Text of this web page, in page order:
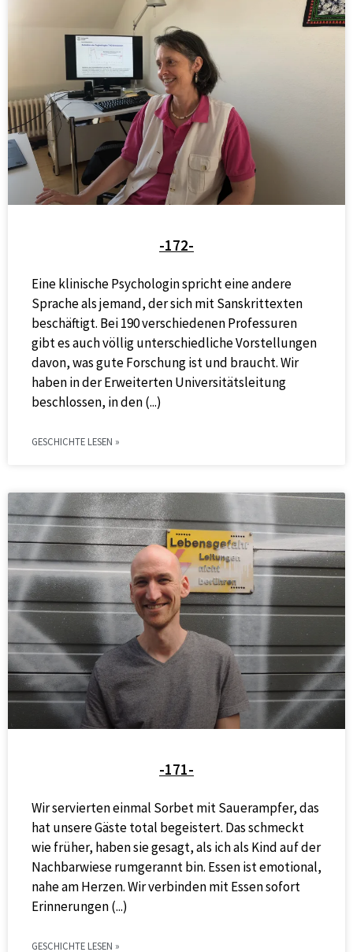
-172-
Eine klinische Psychologin spricht eine andere
Sprache als jemand, der sich mit Sanskrittexten
beschäftigt. Bei 190 verschiedenen Professuren
gibt es auch völlig unterschiedliche Vorstellungen
davon, was gute Forschung ist und braucht. Wir
haben in der Erweiterten Universitätsleitung
beschlossen, in den
GESCHICHTE LESEN »
-171-
Wir servierten einmal Sorbet mit Sauerampfer, das
hat unsere Gäste total begeistert. Das schmeckt
wie früher, haben sie gesagt, als ich als Kind auf der
Nachbarwiese rumgerannt bin. Essen ist emotional,
nahe am Herzen. Wir verbinden mit Essen sofort
Erinnerungen
GESCHICHTE LESEN »